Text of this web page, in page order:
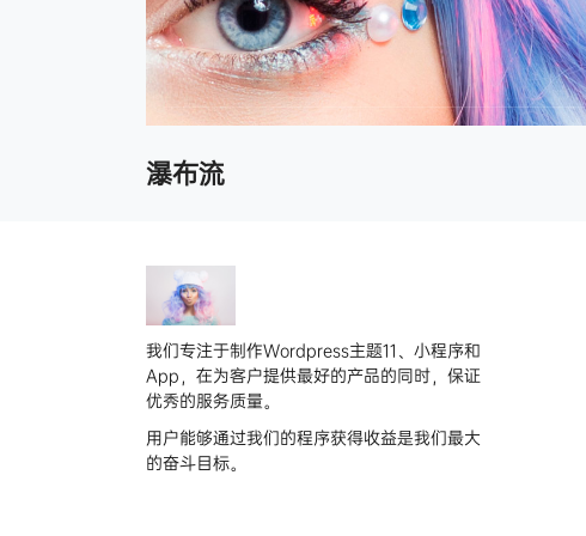
瀑布流
我们专注于制作Wordpress主题11、小程序和
App，在为客户提供最好的产品的同时，保证
优秀的服务质量。
用户能够通过我们的程序获得收益是我们最大
的奋斗目标。